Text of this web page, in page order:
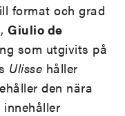
format och grad
Giulio de
som utgivits på
Ulisse håller
den nära